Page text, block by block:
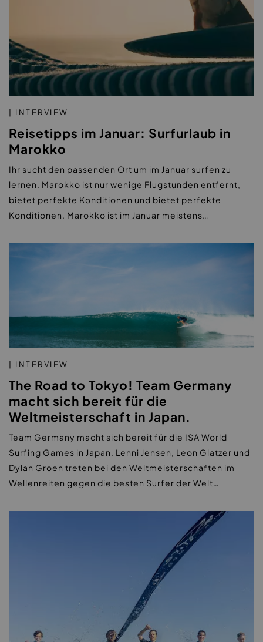
| INTERVIEW
Reisetipps im Januar: Surfurlaub in
Marokko
Ihr sucht den passenden Ort um im Januar surfen zu
lernen. Marokko ist nur wenige Flugstunden entfernt,
bietet perfekte Konditionen und bietet perfekte
Konditionen. Marokko ist im Januar meistens…
| INTERVIEW
The Road to Tokyo! Team Germany
macht sich bereit für die
Weltmeisterschaft in Japan.
Team Germany macht sich bereit für die ISA World
Surfing Games in Japan. Lenni Jensen, Leon Glatzer und
Dylan Groen treten bei den Weltmeisterschaften im
Wellenreiten gegen die besten Surfer der Welt…